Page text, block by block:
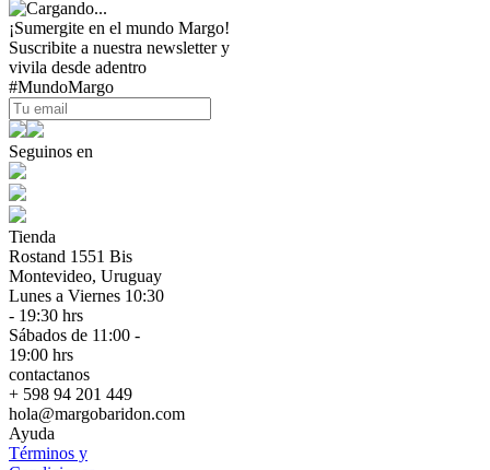
¡Sumergite en el mundo Margo!
Suscribite a nuestra newsletter y
vivila desde adentro
#MundoMargo
Seguinos en
Tienda
Rostand 1551 Bis
Montevideo, Uruguay
Lunes a Viernes 10:30
- 19:30 hrs
Sábados de 11:00 -
19:00 hrs
contactanos
+ 598 94 201 449
hola@margobaridon.com
Ayuda
Términos y